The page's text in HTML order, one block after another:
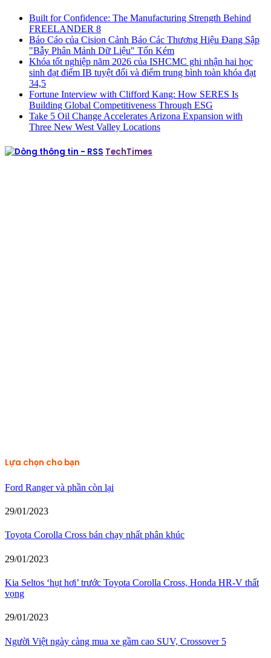
Built for Confidence: The Manufacturing Strength Behind
FREELANDER 8
Báo Cáo của Cision Cảnh Báo Các Thương Hiệu Đang Sập
"Bẫy Phân Mảnh Dữ Liệu" Tốn Kém
Khóa tốt nghiệp năm 2026 của ISHCMC ghi nhận hai học
sinh đạt điểm IB tuyệt đối và điểm trung bình toàn khóa đạt
34,5
Fortune Interview with Clifford Kang: How SERES Is
Building Global Competitiveness Through ESG
Take 5 Oil Change Accelerates Arizona Expansion with
Three New West Valley Locations
TechTimes
Lựa chọn cho bạn
Ford Ranger và phần còn lại
29/01/2023
Toyota Corolla Cross bán chạy nhất phân khúc
29/01/2023
Kia Seltos ‘hụt hơi’ trước Toyota Corolla Cross, Honda HR-V thất
vọng
29/01/2023
Người Việt ngày càng mua xe gầm cao SUV, Crossover 5